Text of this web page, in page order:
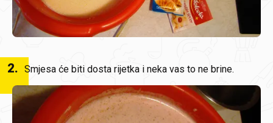
2. Smjesa će biti dosta rijetka i neka vas to ne brine.